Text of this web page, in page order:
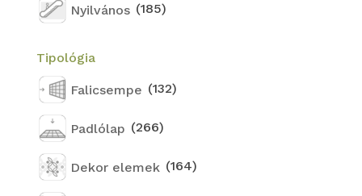
Nyilvános (185)
Tipológia
Falicsempe (132)
Padlólap (266)
Dekor elemek (164)